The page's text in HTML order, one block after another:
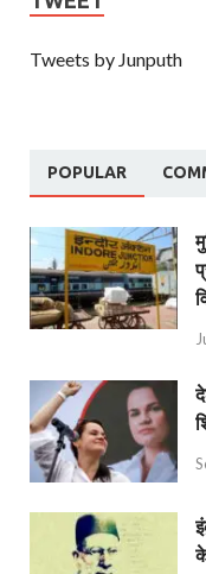
Tweets by Junputh
POPULAR